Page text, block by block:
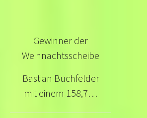
Gewinner der
Weihnachtsscheibe
Bastian Buchfelder
mit einem 158,7…